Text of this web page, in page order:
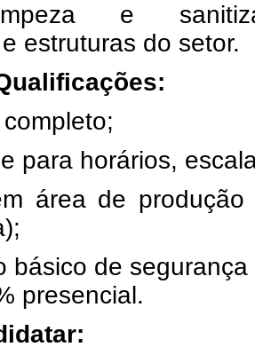
e
estruturas do setor.
para horários,
área de produção
básico de segurança
presencial.